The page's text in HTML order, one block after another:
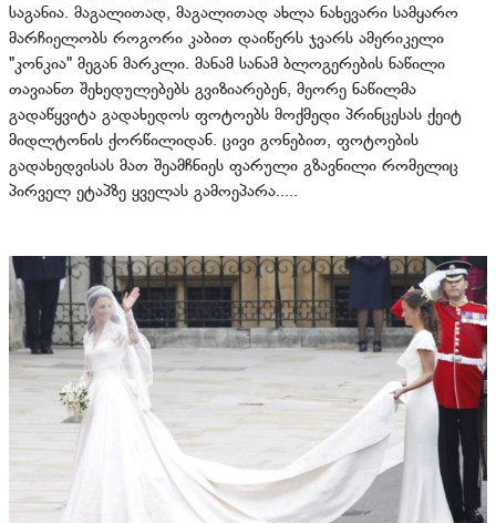
საგანია. მაგალითად, მაგალითად ახლა ნახევარი სამყარო
მარჩიელობს როგორი კაბით დაიწერს ჯვარს ამერიკელი
"კონკია" მეგან მარკლი. მანამ სანამ ბლოგერების ნაწილი
თავიანთ შეხედულებებს გვიზიარებენ, მეორე ნაწილმა
გადაწყვიტა გადახედოს ფოტოებს მოქმედი პრინცესას ქეიტ
მიდლტონის ქორწილიდან. ცივი გონებით, ფოტოების
გადახედვისას მათ შეამჩნიეს ფარული გზავნილი რომელიც
პირველ ეტაპზე ყველას გამოეპარა.....